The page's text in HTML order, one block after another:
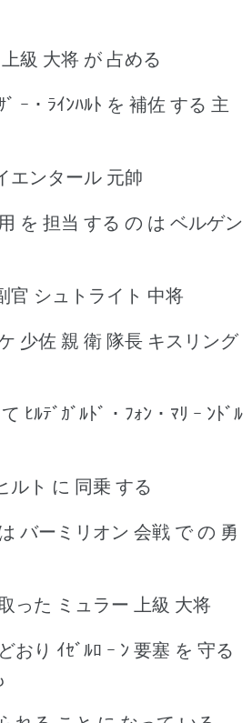
級 大将 が 占める
ｰ ･ ﾗｲﾝﾊﾙﾄ を 補佐 する 主
エンタール 元帥
を 担当 する の は ベルゲン
官 シュトライト 中将
少佐 親 衛 隊長 キスリング
ﾋﾙﾃﾞｶﾞﾙﾄﾞ ･ ﾌｫﾝ ･ ﾏﾘ ｰ ﾝﾄﾞﾙ
ルト に 同乗 する
バーミリオン 会戦 で の 勇
った ミュラー 上級 大将
おり ｲｾﾞﾙﾛ ｰ ﾝ 要塞 を 守る